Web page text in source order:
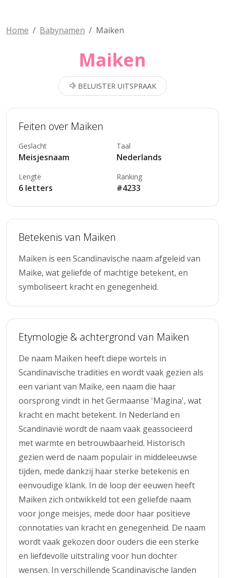
Home Babynamen Maiken
Maiken
BELUISTER UITSPRAAK
Feiten over Maiken
Geslacht
Meisjesnaam
Taal
Nederlands
Lengte
6 letters
Ranking
#4233
Betekenis van Maiken
Maiken is een Scandinavische naam afgeleid van
Maike, wat geliefde of machtige betekent, en
symboliseert kracht en genegenheid.
Etymologie & achtergrond van Maiken
De naam Maiken heeft diepe wortels in
Scandinavische tradities en wordt vaak gezien als
een variant van Maike, een naam die haar
oorsprong vindt in het Germaanse 'Magina', wat
kracht en macht betekent. In Nederland en
Scandinavië wordt de naam vaak geassocieerd
met warmte en betrouwbaarheid. Historisch
gezien werd de naam populair in middeleeuwse
tijden, mede dankzij haar sterke betekenis en
eenvoudige klank. In de loop der eeuwen heeft
Maiken zich ontwikkeld tot een geliefde naam
voor jonge meisjes, mede door haar positieve
connotaties van kracht en genegenheid. De naam
wordt vaak gekozen door ouders die een sterke
en liefdevolle uitstraling voor hun dochter
wensen. In verschillende Scandinavische landen